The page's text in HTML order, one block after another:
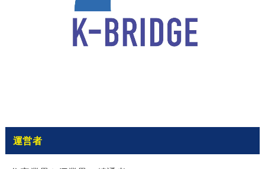
運営者